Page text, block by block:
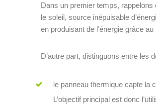
Dans un premier temps,
le soleil, source inépuisable
en produisant de l’énergie grâce au
D’autre part, distinguons entre les
le panneau thermique capte la
L’objectif principal est donc